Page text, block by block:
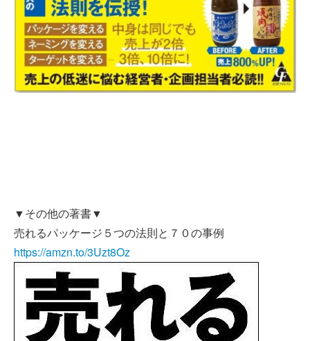
▼その他の著書▼
売れるパッケージ５つの法則と７０の事例
https://amzn.to/3Uzt8Oz